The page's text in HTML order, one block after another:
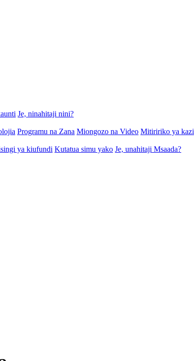
Je, ninahitaji nini?
Programu na Zana Miongozo na Video Mitiririko ya kazi
ya kiufundi Kutatua simu yako Je, unahitaji Msaada?